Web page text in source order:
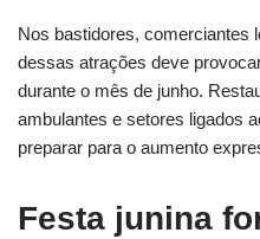
Nos bastidores, comerciantes
dessas atrações deve
durante o mês de junho.
ambulantes e setores ligados
preparar para o aumento
Festa junina